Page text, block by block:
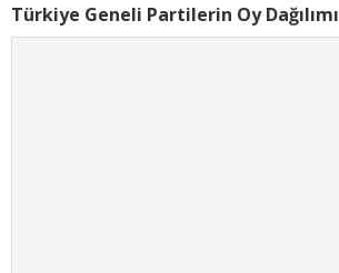
Türkiye Geneli Partilerin Oy Dağılımı